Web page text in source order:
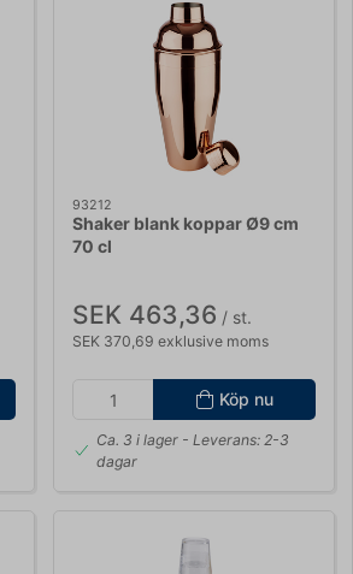
93212
Shaker blank koppar Ø9 cm
70 cl
SEK 463,36 / st.
SEK 370,69 exklusive moms
Köp nu
Ca. 3 i lager- Leverans: 2-3
dagar